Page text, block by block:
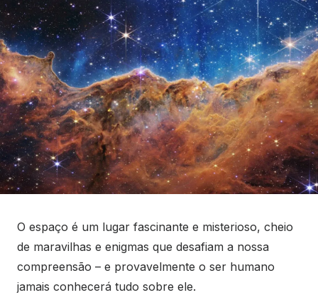
O espaço é um lugar fascinante e misterioso, cheio
de maravilhas e enigmas que desafiam a nossa
compreensão – e provavelmente o ser humano
jamais conhecerá tudo sobre ele.